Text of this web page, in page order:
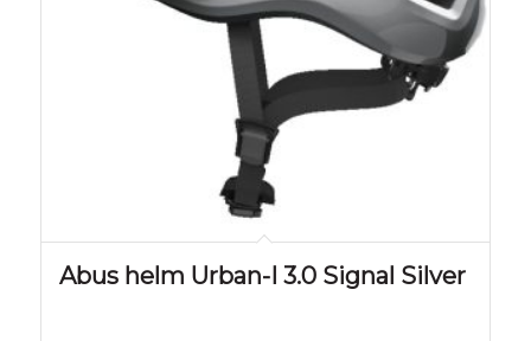
Abus helm Urban-I 3.0 Signal Silver